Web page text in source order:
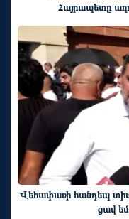
Հայրապետը
Վեհափառի հանդեպ
ցավ